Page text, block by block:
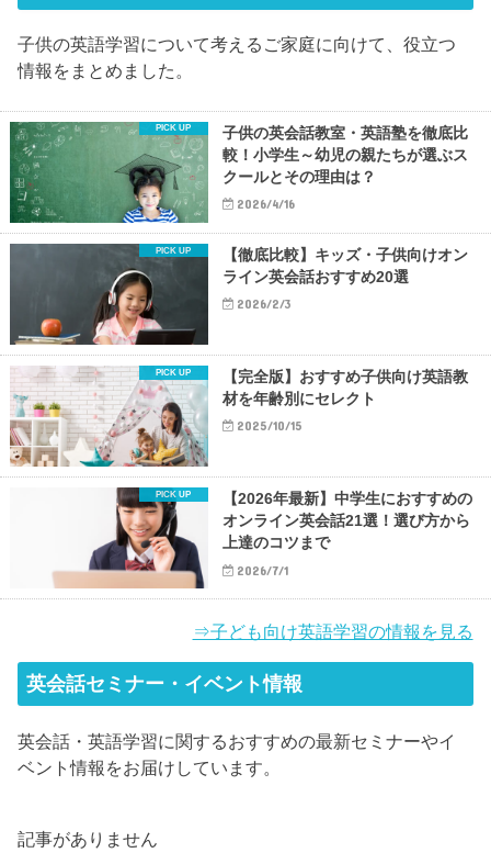
子供の英語学習について考えるご家庭に向けて、役立つ
情報をまとめました。
子供の英会話教室・英語塾を徹底比
較！小学生～幼児の親たちが選ぶス
クールとその理由は？
2026/4/16
【徹底比較】キッズ・子供向けオン
ライン英会話おすすめ20選
2026/2/3
【完全版】おすすめ子供向け英語教
材を年齢別にセレクト
2025/10/15
【2026年最新】中学生におすすめの
オンライン英会話21選！選び方から
上達のコツまで
2026/7/1
⇒子ども向け英語学習の情報を見る
英会話セミナー・イベント情報
英会話・英語学習に関するおすすめの最新セミナーやイ
ベント情報をお届けしています。
記事がありません